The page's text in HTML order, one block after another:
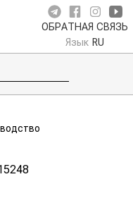
ОБРАТНАЯ СВЯЗЬ
Язык RU